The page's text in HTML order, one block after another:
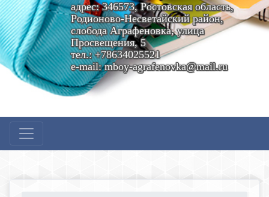
адрес: 346573, Ростовская область,
Родионово-Несветайский район,
слобода Аграфеновка, улица
Просвещения, 5
тел.: +78634025521
e-mail: mboy-agrafenovka@mail.ru